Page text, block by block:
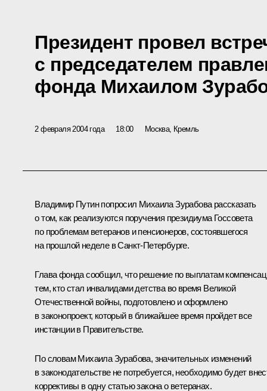
Президент провел
с председателем
фонда Михаилом
2 февраля 2004 года 18:00 Москва, Кремль
Владимир Путин попросил Михаила Зурабова рассказать
о том, как реализуются поручения президиума Госсовета
по проблемам ветеранов и пенсионеров, состоявшегося
на прошлой неделе в Санкт-Петербурге.
Глава фонда сообщил, что решение по выплатам
тем, кто стал инвалидами детства во время Великой
Отечественной войны, подготовлено и оформлено
в законопроект, который в ближайшее время пройдет все
инстанции в Правительстве.
По словам Михаила Зурабова, значительных изменений
в законодательстве не потребуется, необходимо будет
коррективы в одну статью закона о ветеранах.